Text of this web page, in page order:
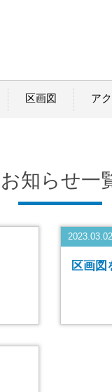
区画図 ア
お知らせ一
2023.03.02
区画図